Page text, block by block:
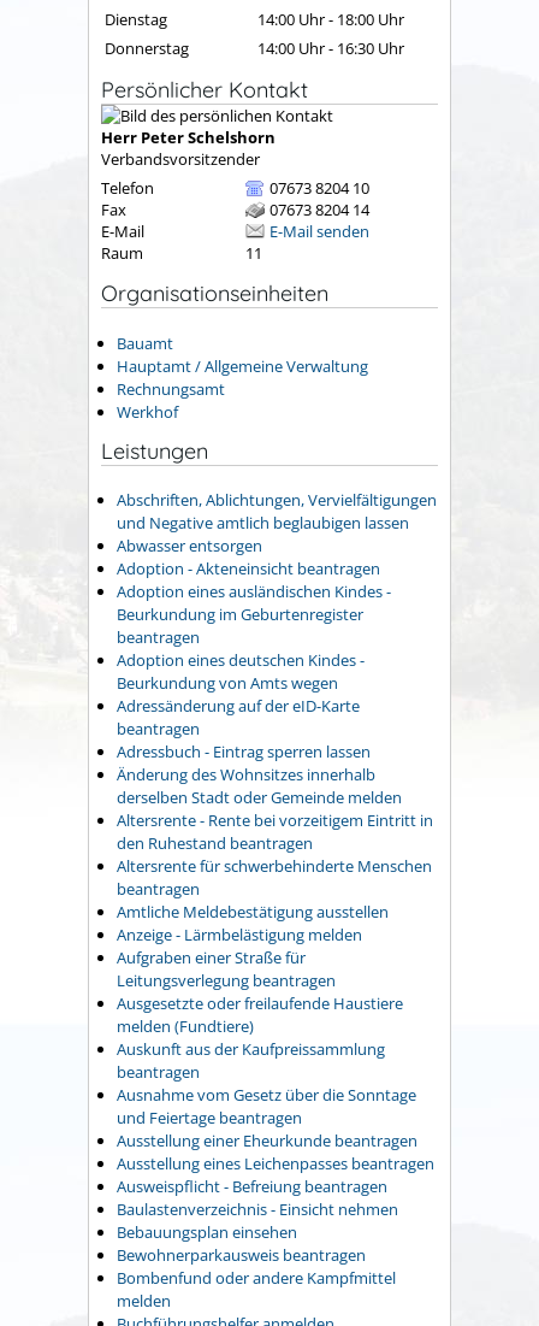
Dienstag
14:00 Uhr- 18:00 Uhr
Donnerstag
14:00 Uhr- 16:30 Uhr
Persönlicher Kontakt
Herr PeterSchelshorn
Verbandsvorsitzender
Telefon
07673 8204 10
Fax
07673 8204 14
E-Mail
E-Mail senden
Raum
11
Organisationseinheiten
Bauamt
Hauptamt / Allgemeine Verwaltung
Rechnungsamt
Werkhof
Leistungen
Abschriften, Ablichtungen, Vervielfältigungen
und Negative amtlich beglaubigen lassen
Abwasser entsorgen
Adoption - Akteneinsicht beantragen
Adoption eines ausländischen Kindes -
Beurkundung im Geburtenregister
beantragen
Adoption eines deutschen Kindes -
Beurkundung von Amts wegen
Adressänderung auf der eID-Karte
beantragen
Adressbuch - Eintrag sperren lassen
Änderung des Wohnsitzes innerhalb
derselben Stadt oder Gemeinde melden
Altersrente - Rente bei vorzeitigem Eintritt in
den Ruhestand beantragen
Altersrente für schwerbehinderte Menschen
beantragen
Amtliche Meldebestätigung ausstellen
Anzeige - Lärmbelästigung melden
Aufgraben einer Straße für
Leitungsverlegung beantragen
Ausgesetzte oder freilaufende Haustiere
melden (Fundtiere)
Auskunft aus der Kaufpreissammlung
beantragen
Ausnahme vom Gesetz über die Sonntage
und Feiertage beantragen
Ausstellung einer Eheurkunde beantragen
Ausstellung eines Leichenpasses beantragen
Ausweispflicht - Befreiung beantragen
Baulastenverzeichnis - Einsicht nehmen
Bebauungsplan einsehen
Bewohnerparkausweis beantragen
Bombenfund oder andere Kampfmittel
melden